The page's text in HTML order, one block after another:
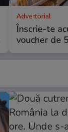
Advertorial
Înscrie-te
voucher de